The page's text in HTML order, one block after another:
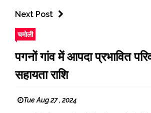
Next Post
चमोली
पगनों गांव में आपदा प्रभावित
सहायता राशि
Tue Aug 27 , 2024